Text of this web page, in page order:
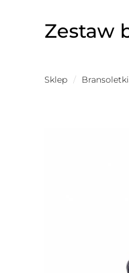
Zestaw
Sklep /